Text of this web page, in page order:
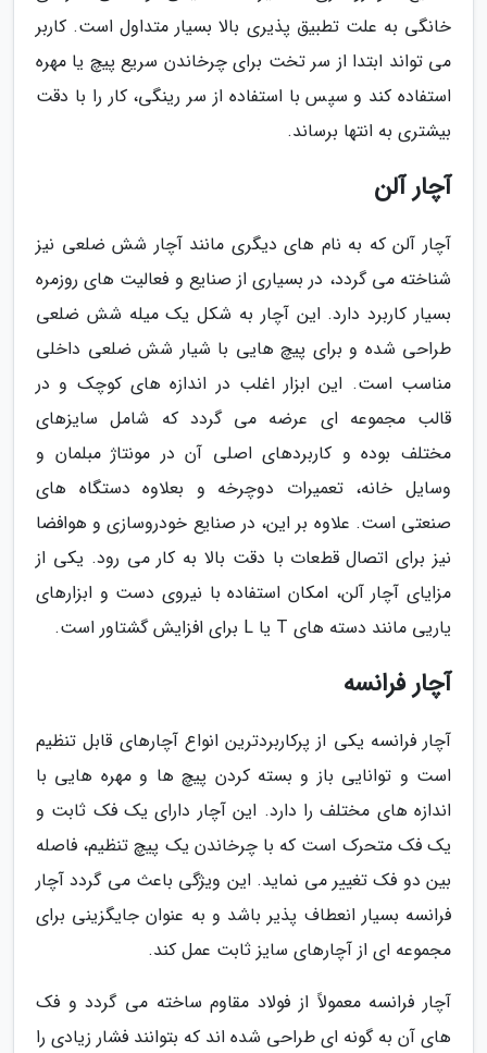
خانگی به علت تطبیق پذیری بالا بسیار متداول است. کاربر
می تواند ابتدا از سر تخت برای چرخاندن سریع پیچ یا مهره
استفاده کند و سپس با استفاده از سر رینگی، کار را با دقت
بیشتری به انتها برساند.
آچار آلن
آچار آلن که به نام های دیگری مانند آچار شش ضلعی نیز
شناخته می گردد، در بسیاری از صنایع و فعالیت های روزمره
بسیار کاربرد دارد. این آچار به شکل یک میله شش ضلعی
طراحی شده و برای پیچ هایی با شیار شش ضلعی داخلی
مناسب است. این ابزار اغلب در اندازه های کوچک و در
قالب مجموعه ای عرضه می گردد که شامل سایزهای
مختلف بوده و کاربردهای اصلی آن در مونتاژ مبلمان و
وسایل خانه، تعمیرات دوچرخه و بعلاوه دستگاه های
صنعتی است. علاوه بر این، در صنایع خودروسازی و هوافضا
نیز برای اتصال قطعات با دقت بالا به کار می رود. یکی از
مزایای آچار آلن، امکان استفاده با نیروی دست و ابزارهای
یاریی مانند دسته های T یا L برای افزایش گشتاور است.
آچار فرانسه
آچار فرانسه یکی از پرکاربردترین انواع آچارهای قابل تنظیم
است و توانایی باز و بسته کردن پیچ ها و مهره هایی با
اندازه های مختلف را دارد. این آچار دارای یک فک ثابت و
یک فک متحرک است که با چرخاندن یک پیچ تنظیم، فاصله
بین دو فک تغییر می نماید. این ویژگی باعث می گردد آچار
فرانسه بسیار انعطاف پذیر باشد و به عنوان جایگزینی برای
مجموعه ای از آچارهای سایز ثابت عمل کند.
آچار فرانسه معمولاً از فولاد مقاوم ساخته می گردد و فک
های آن به گونه ای طراحی شده اند که بتوانند فشار زیادی را